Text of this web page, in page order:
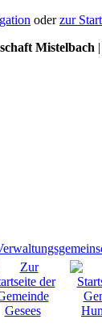
oderzur
Mistelbach